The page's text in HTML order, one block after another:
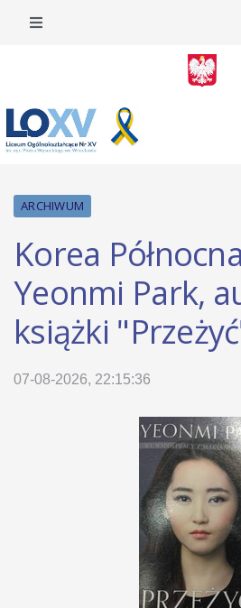
ARCHIWUM
Korea
Yeonmi Park,
książki
07-08-2026, 22:15:36